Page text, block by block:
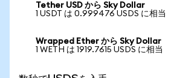
Tether USD から Sky Dollar
1 USDT は 0.999476 USDS に相当
Wrapped Ether から Sky Dollar
1 WETH は 1919.7615 USDS に相当